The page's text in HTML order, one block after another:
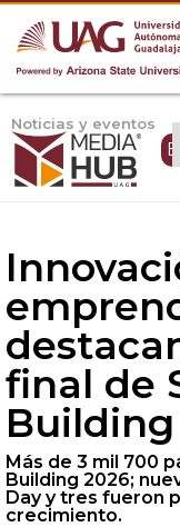
Noticias y eventos
final de
Building
Más de 3 mil 700
Building 2026;
Day y tres fueron
crecimiento.